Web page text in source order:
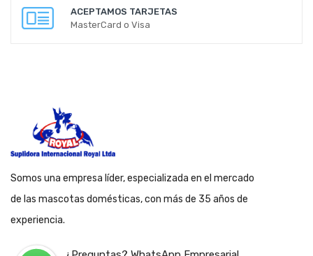
ACEPTAMOS TARJETAS
MasterCard o Visa
Somos una empresa líder, especializada en el mercado
de las mascotas domésticas, con más de 35 años de
experiencia.